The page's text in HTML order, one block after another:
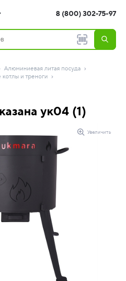
8 (800) 302-75-97
Алюминиевая литая посуда
и треноги
ук04 (1)
Увеличить